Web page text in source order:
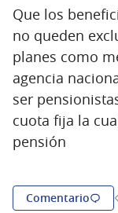
Que los
no queden
planes como
agencia
ser
cuota fija la
pensión
Comentario